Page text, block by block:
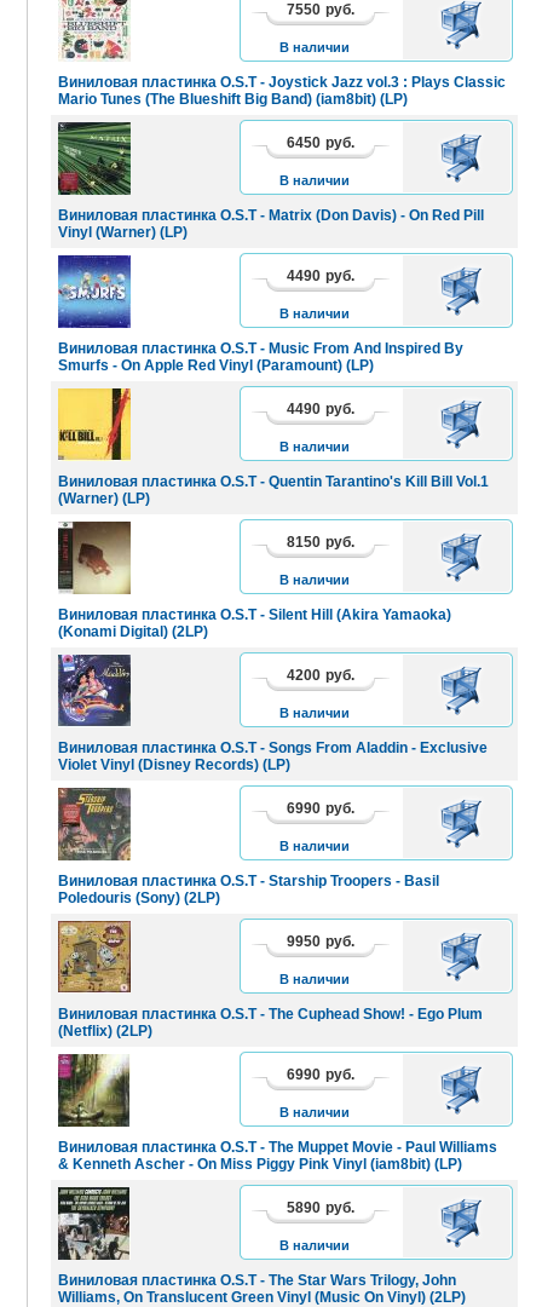
Виниловая пластинка O.S.T - Joystick Jazz vol.3 : Plays Classic
Mario Tunes (The Blueshift Big Band) (iam8bit) (LP)
7550 руб.
В наличии
В
КОРЗИНУ
Виниловая пластинка O.S.T - Matrix (Don Davis) - On Red Pill
Vinyl (Warner) (LP)
6450 руб.
В наличии
В
КОРЗИНУ
Виниловая пластинка O.S.T - Music From And Inspired By
Smurfs - On Apple Red Vinyl (Paramount) (LP)
4490 руб.
В наличии
В
КОРЗИНУ
Виниловая пластинка O.S.T - Quentin Tarantino's Kill Bill Vol.1
(Warner) (LP)
4490 руб.
В наличии
В
КОРЗИНУ
Виниловая пластинка O.S.T - Silent Hill (Akira Yamaoka)
(Konami Digital) (2LP)
8150 руб.
В наличии
В
КОРЗИНУ
Виниловая пластинка O.S.T - Songs From Aladdin - Exclusive
Violet Vinyl (Disney Records) (LP)
4200 руб.
В наличии
В
КОРЗИНУ
Виниловая пластинка O.S.T - Starship Troopers - Basil
Poledouris (Sony) (2LP)
6990 руб.
В наличии
В
КОРЗИНУ
Виниловая пластинка O.S.T - The Cuphead Show! - Ego Plum
(Netflix) (2LP)
9950 руб.
В наличии
В
КОРЗИНУ
Виниловая пластинка O.S.T - The Muppet Movie - Paul Williams
& Kenneth Ascher - On Miss Piggy Pink Vinyl (iam8bit) (LP)
6990 руб.
В наличии
В
КОРЗИНУ
Виниловая пластинка O.S.T - The Star Wars Trilogy, John
Williams, On Translucent Green Vinyl (Music On Vinyl) (2LP)
5890 руб.
В наличии
В
КОРЗИНУ